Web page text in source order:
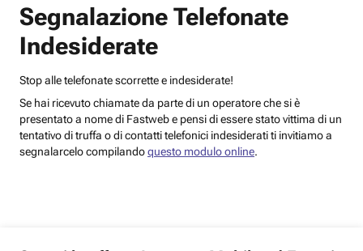
Segnalazione Telefonate
Indesiderate
Stop alle telefonate scorrette e indesiderate!
Se hai ricevuto chiamate da parte di un operatore che si è
presentato a nome di Fastweb e pensi di essere stato vittima di un
tentativo di truffa o di contatti telefonici indesiderati ti invitiamo a
segnalarcelo compilandoquesto modulo online.